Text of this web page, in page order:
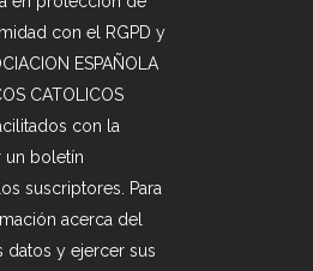
con el RGPD y
ESPAÑOLA
CATOLICOS
con la
un boletín
suscriptores. Para
acerca del
datos y ejercer sus